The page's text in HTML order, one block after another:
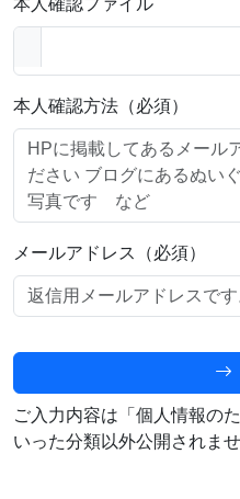
本人確認ファイル
本人確認方法（必須）
メールアドレス（必須）
ご入力内容は「個人情報の
いった分類以外公開されま